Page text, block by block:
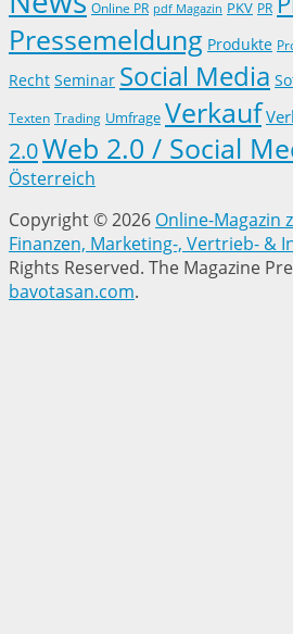
Online PR pdf Magazin PKV PR
Pressemeldung Produkte
Recht Seminar Social Media
Texten Trading Umfrage Verkauf
2.0Web 2.0 / Social
Österreich
Copyright © 2026 Online-Magazin
Finanzen, Marketing-, Vertrieb- &
Rights Reserved. The Magazine
bavotasan.com.